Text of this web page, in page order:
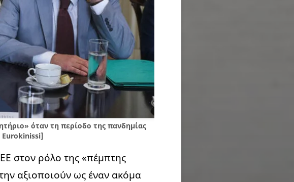
όταν τη περίοδο της πανδημίας
στον ρόλο της «πέμπτης
αξιοποιούν ως έναν ακόμα